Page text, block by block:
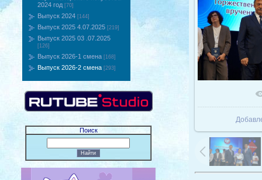
2024 год [70]
Выпуск 2024 [144]
Выпуск 2025 4.07.2025 [219]
Выпуск 2025 03 .07.2025
[126]
Выпуск 2026-1 смена [168]
Выпуск 2026-2 смена [293]
Поиск
В